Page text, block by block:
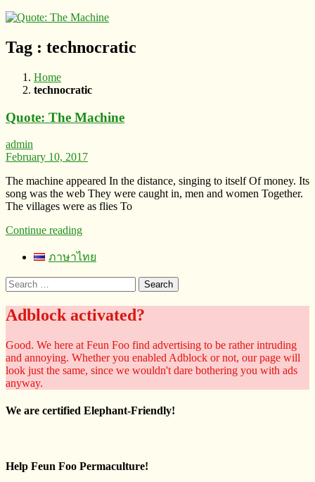
Tag : technocratic
Home
technocratic
Quote: The Machine
admin
February 10, 2017
The machine appeared In the distance, singing to itself Of money. Its
song was the web They were caught in, men and women Together.
The villages were as flies To
Continue reading
ภาษาไทย
Search
for:
Adblock activated?
Good. We here at Feun Foo find advertising to be rather intruding
and annoying. Whether you enabled Adblock or not, our page will
look just the same, since we wouldn't dare bothering you with ads
anyway.
We are certified Elephant-Friendly!
Help Feun Foo Permaculture!